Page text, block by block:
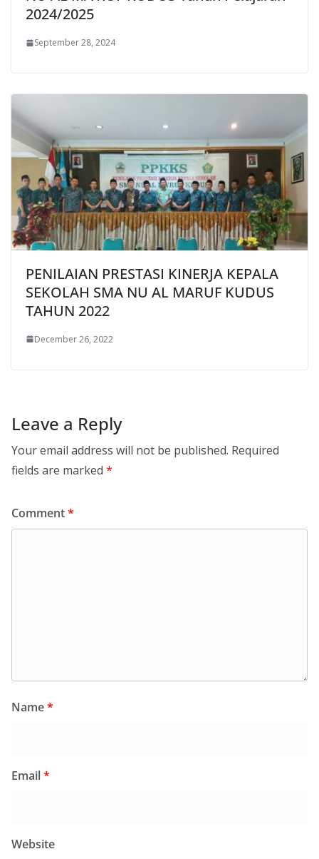
2024/2025
September 28, 2024
PENILAIAN PRESTASI KINERJA KEPALA
SEKOLAH SMA NU AL MARUF KUDUS
TAHUN 2022
December 26, 2022
Leave a Reply
Your email address will not be published. Required
fields are marked *
Comment*
Name*
Email*
Website